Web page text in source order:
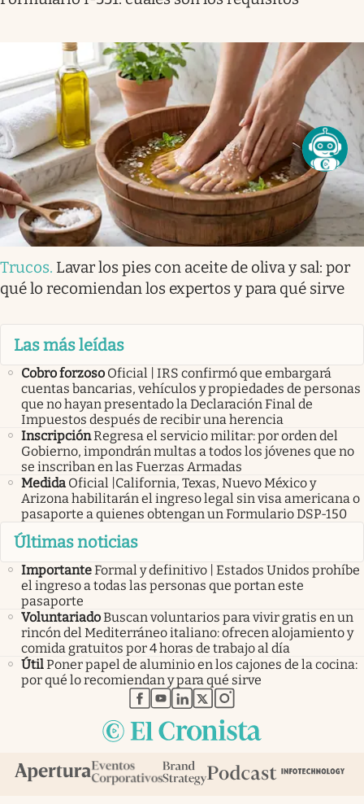
Trucos. Lavar los pies con aceite de oliva y sal: por
qué lo recomiendan los expertos y para qué sirve
Las más leídas
Cobro forzoso Oficial | IRS confirmó que embargará
cuentas bancarias, vehículos y propiedades de personas
que no hayan presentado la Declaración Final de
Impuestos después de recibir una herencia
InscripciónRegresa el servicio militar: por orden del
Gobierno, impondrán multas a todos los jóvenes que no
se inscriban en las Fuerzas Armadas
Medida Oficial |California, Texas, Nuevo México y
Arizona habilitarán el ingreso legal sin visa americana o
pasaporte a quienes obtengan un Formulario DSP-150
Últimas noticias
ImportanteFormal y definitivo | Estados Unidos prohíbe
el ingreso a todas las personas que portan este
pasaporte
VoluntariadoBuscan voluntarios para vivir gratis en un
rincón del Mediterráneo italiano: ofrecen alojamiento y
comida gratuitos por 4 horas de trabajo al día
ÚtilPoner papel de aluminio en los cajones de la cocina:
por qué lo recomiendan y para qué sirve
abre en nueva pestaña
abre en nueva pestaña
abre en nueva pestaña
abre en nueva pestaña
abre en nueva pestaña